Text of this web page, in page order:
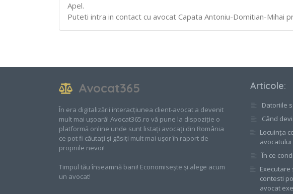
Apel.
Puteti intra in contact cu avocat Capata Antoniu-Domitian-Mihai
Avocat365
În era digitalizării interacțiunea client-avocat a devenit
mult mai ușoară! Avocat365.ro vă pune la dispoziție o
platformă online unde sunt listați avocați din România
ce pot fi căutați și găsiți mult mai ușor în raport de
propriile nevoi!
Timpul tău înseamnă bani! Economisește și alege acum
un avocat!
Articole:
Datoriile
Când
Locuința
În ce
Executare
contesti
avocat